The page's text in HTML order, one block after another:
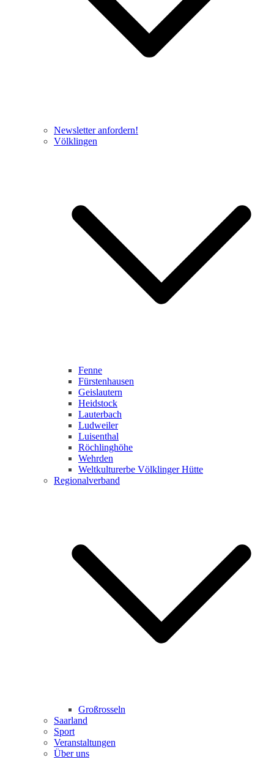
Newsletter anfordern!
Völklingen
Fenne
Fürstenhausen
Geislautern
Heidstock
Lauterbach
Ludweiler
Luisenthal
Röchlinghöhe
Wehrden
Weltkulturerbe Völklinger Hütte
Regionalverband
Großrosseln
Saarland
Sport
Veranstaltungen
Über uns